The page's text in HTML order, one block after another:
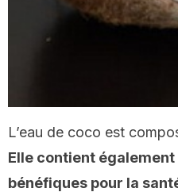
L’eau de coco est
Elle contient
bénéfiques pour la